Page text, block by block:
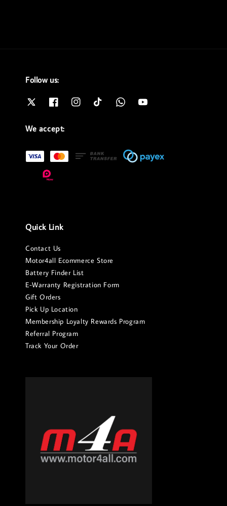
Follow us:
We accept:
Quick Link
Contact Us
Motor4all Ecommerce Store
Battery Finder List
E-Warranty Registration Form
Gift Orders
Pick Up Location
Membership Loyalty Rewards Program
Referral Program
Track Your Order